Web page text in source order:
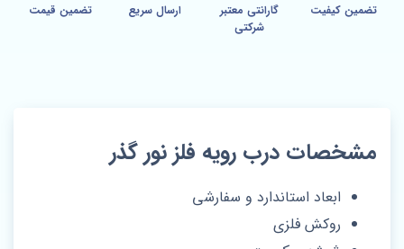
تضمین کیفیت
گارانتی معتبر
شرکتی
ارسال سریع تضمین قیمت
مشخصات درب رویه فلز نور گذر
ابعاد استاندارد و سفارشی
روکش فلزی